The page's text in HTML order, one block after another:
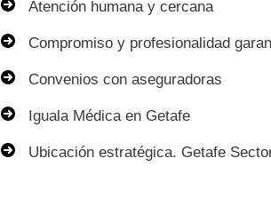
Atención humana y cercana
Compromiso y profesionalidad
Convenios con aseguradoras
Iguala Médica en Getafe
Ubicación estratégica. Getafe Sector